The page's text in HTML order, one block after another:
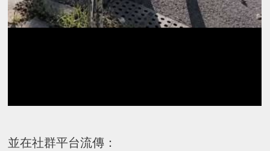
並在社群平台流傳：